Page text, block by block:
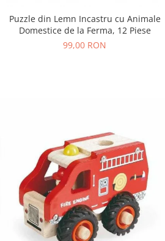
Puzzle din Lemn Incastru cu Animale
Domestice de la Ferma, 12 Piese
99,00 RON